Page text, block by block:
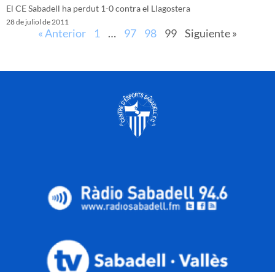
El CE Sabadell ha perdut 1-0 contra el Llagostera
28 de juliol de 2011
« Anterior 1 … 97 98 99 Siguiente »